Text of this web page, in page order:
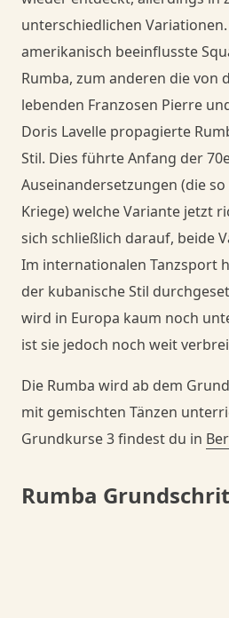
unterschiedlichen
amerikanisch beeinflusste
Rumba, zum anderen die von
lebenden Franzosen Pierre
Doris Lavelle propagierte
Stil. Dies führte Anfang der
Auseinandersetzungen (die
Kriege) welche Variante jetzt
sich schließlich darauf, beide
Im internationalen Tanzsport
der kubanische Stil
wird in Europa kaum noch
ist sie jedoch noch weit
Die Rumba wird ab dem
mit gemischten Tänzen
Grundkurse 3 findest du in
Rumba